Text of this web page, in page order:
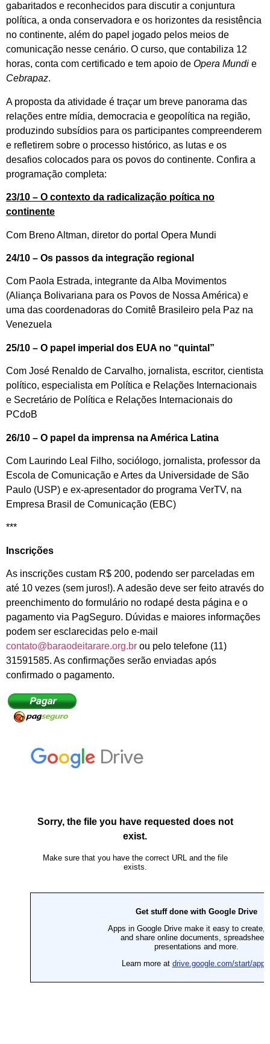
gabaritados e reconhecidos para discutir a conjuntura
política, a onda conservadora e os horizontes da resistência
no continente, além do papel jogado pelos meios de
comunicação nesse cenário. O curso, que contabiliza 12
horas, conta com certificado e tem apoio de Opera Mundi e
Cebrapaz.
A proposta da atividade é traçar um breve panorama das
relações entre mídia, democracia e geopolítica na região,
produzindo subsídios para os participantes compreenderem
e refletirem sobre o processo histórico, as lutas e os
desafios colocados para os povos do continente. Confira a
programação completa:
23/10 – O contexto da radicalização poítica no
continente
Com Breno Altman, diretor do portal Opera Mundi
24/10 – Os passos da integração regional
Com Paola Estrada, integrante da Alba Movimentos
(Aliança Bolivariana para os Povos de Nossa América) e
uma das coordenadoras do Comitê Brasileiro pela Paz na
Venezuela
25/10 – O papel imperial dos EUA no “quintal”
Com José Renaldo de Carvalho, jornalista, escritor, cientista
político, especialista em Política e Relações Internacionais
e Secretário de Política e Relações Internacionais do
PCdoB
26/10 – O papel da imprensa na América Latina
Com Laurindo Leal Filho, sociólogo, jornalista, professor da
Escola de Comunicação e Artes da Universidade de São
Paulo (USP) e ex-apresentador do programa VerTV, na
Empresa Brasil de Comunicação (EBC)
***
Inscrições
As inscrições custam R$ 200, podendo ser parceladas em
até 10 vezes (sem juros!). A adesão deve ser feito através do
preenchimento do formulário no rodapé desta página e o
pagamento via PagSeguro. Dúvidas e maiores informações
podem ser esclarecidas pelo e-mail
contato@baraodeitarare.org.br ou pelo telefone (11)
31591585. As confirmações serão enviadas após
confirmado o pagamento.